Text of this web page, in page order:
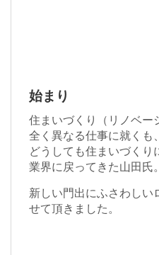
始まり
住まいづくり（リノベー
全く異なる仕事に就くも、
どうしても住まいづくり
業界に戻ってきた山田氏。
新しい門出にふさわしい
せて頂きました。